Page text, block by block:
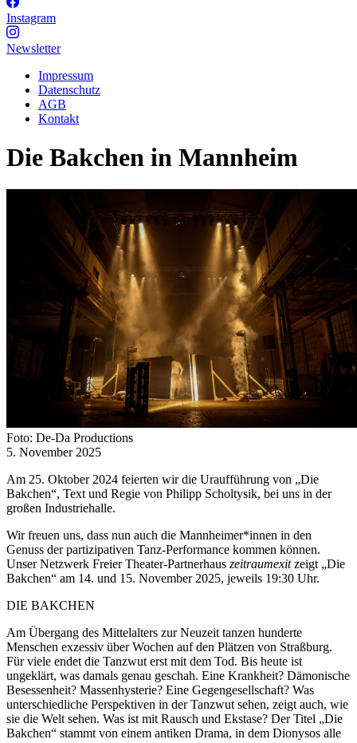
Instagram
Newsletter
Impressum
Datenschutz
AGB
Kontakt
Die Bakchen in Mannheim
Foto: De-Da Productions
5. November 2025
Am 25. Oktober 2024 feierten wir die Uraufführung von „Die
Bakchen“, Text und Regie von Philipp Scholtysik, bei uns in der
großen Industriehalle.
Wir freuen uns, dass nun auch die Mannheimer*innen in den
Genuss der partizipativen Tanz-Performance kommen können.
Unser Netzwerk Freier Theater-Partnerhaus zeitraumexitzeigt „Die
Bakchen“ am 14. und 15. November 2025, jeweils 19:30 Uhr.
DIE BAKCHEN
Am Übergang des Mittelalters zur Neuzeit tanzen hunderte
Menschen exzessiv über Wochen auf den Plätzen von Straßburg.
Für viele endet die Tanzwut erst mit dem Tod. Bis heute ist
ungeklärt, was damals genau geschah. Eine Krankheit? Dämonische
Besessenheit? Massenhysterie? Eine Gegengesellschaft? Was
unterschiedliche Perspektiven in der Tanzwut sehen, zeigt auch, wie
sie die Welt sehen. Was ist mit Rausch und Ekstase? Der Titel „Die
Bakchen“ stammt von einem antiken Drama, in dem Dionysos alle